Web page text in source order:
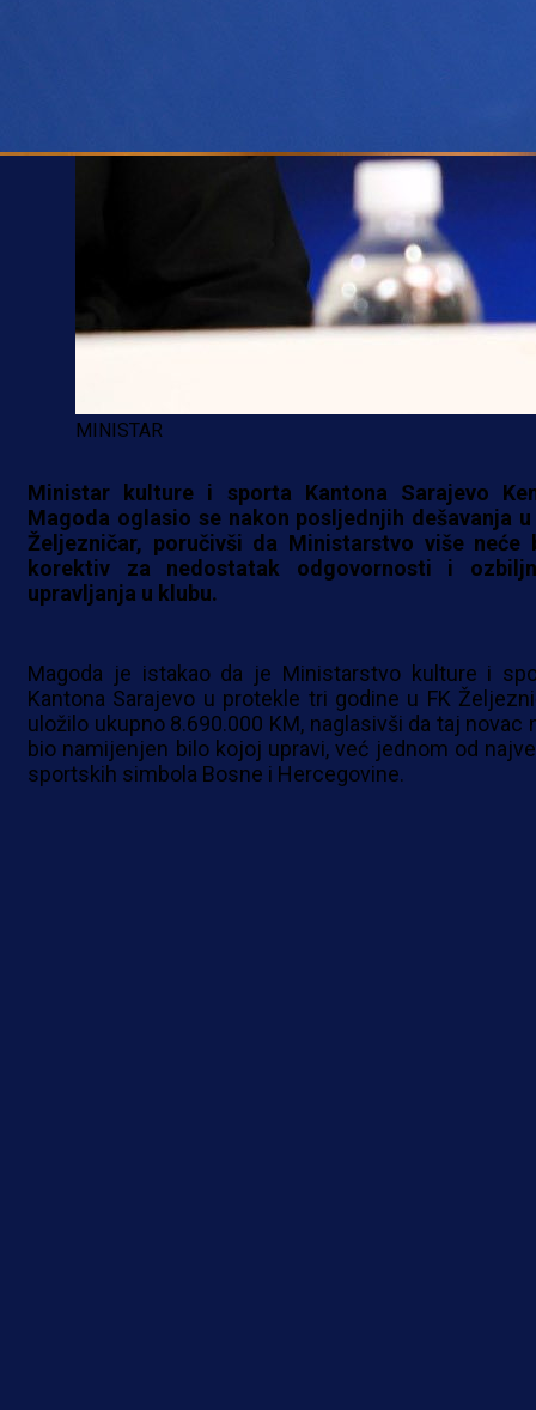
MINISTAR
Ministar kulture i sporta Kantona Sarajevo
Magoda oglasio se nakon posljednjih dešavanja u
Željezničar, poručivši da Ministarstvo više neće
korektiv za nedostatak odgovornosti i
upravljanja u klubu.
Magoda je istakao da je Ministarstvo kulture i
Kantona Sarajevo u protekle tri godine u FK
uložilo ukupno 8.690.000 KM, naglasivši da taj novac
bio namijenjen bilo kojoj upravi, već jednom od
sportskih simbola Bosne i Hercegovine.